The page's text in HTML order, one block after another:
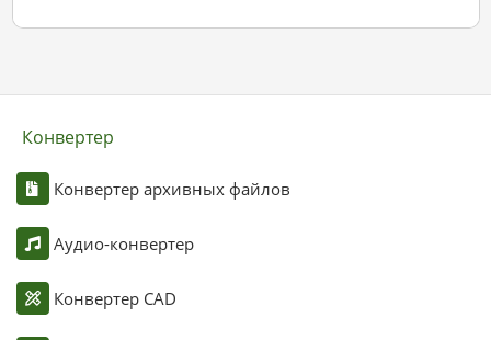
Конвертер
Конвертер архивных файлов
Аудио-конвертер
Конвертер CAD